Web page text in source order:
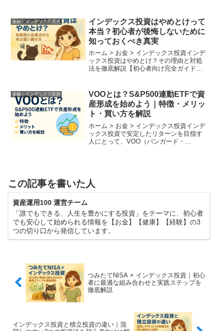
としがちなデメリットを、実例やデータ
を交えて徹底解説し...
金融︰インデックス投資
インデックス投資はやめとけって
本当？初心者が後悔しないために
知っておくべき真実
ホーム > お金 > インデックス投資インデ
ックス投資はやめとけ？その理由と対処
法を徹底解説【初心者向け完全ガイド】
はありませんか？SNSや掲示板、あるい
はYouTub...
金融︰インデックス投資
VOOとは？S&P500連動ETFで資
産形成を始めよう｜特徴・メリッ
ト・買い方を解説
ホーム > お金 > インデックス投資インデ
ックス投資で安定したリターンを目指す
人にとって、VOO（バンガード・
この記事を書いた人
資産運用100 運営チーム
「誰でもできる、人生を豊かにする投資」をテーマに、初心者
でも安心して始められる情報を【お金】【健康】【経験】の3
つの切り口から発信しています。
つみたてNISA × インデックス投資｜初心
者に最適な組み合わせと実践ステップを
徹底解説
インデックス投資と積立投資の違い｜混